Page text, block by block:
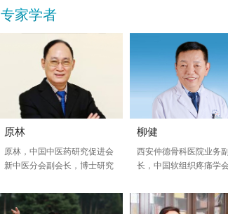
专家学者
原林
原林，中国中医药研究促进会
新中医分会副会长，博士研究
剖学系教授、广东省解剖学会
副理事长，解剖学报编委，卫
柳健
西安仲德骨科医院业务
长，中国软组织疼痛学
骨科专业委员会常委，
医学会疼痛学会常委，